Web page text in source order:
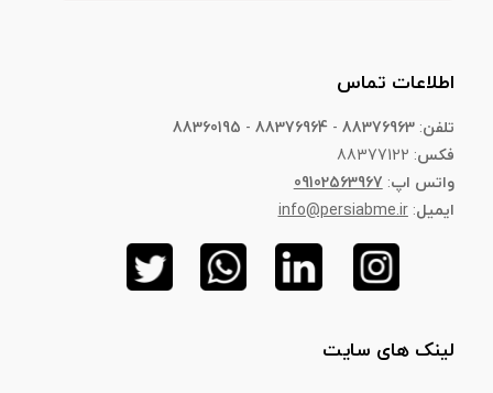
لینک های سایت
تلفن:
88376963
-
88376964
-
88360195
فکس: 88377122
واتس اپ:
09102563967
ایمیل:
info@persiabme.ir
اطلاعات تماس